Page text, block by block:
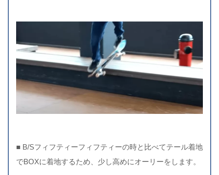
■ B/Sフィフティーフィフティーの時と比べてテール着地
でBOXに着地するため、少し高めにオーリーをします。